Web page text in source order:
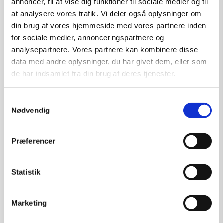
at analysere vores trafik. Vi deler også oplysninger om
din brug af vores hjemmeside med vores partnere inden
for sociale medier, annonceringspartnere og
analysepartnere. Vores partnere kan kombinere disse
data med andre oplysninger, du har givet dem, eller som
de har indsamlet fra din brug af deres tjenester.
Nødvendig
Præferencer
Statistik
Marketing